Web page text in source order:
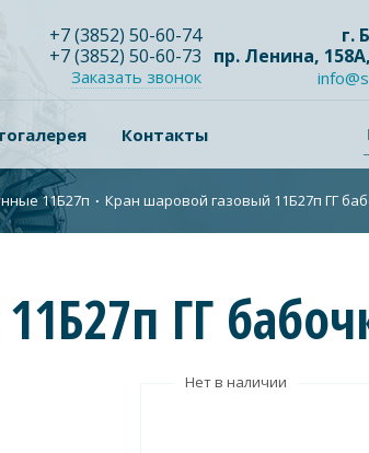
+7(3852) 50-60-74
+7(3852) 50-60-73
Заказать звонок
г.
пр. Ленина,
Контакты
11Б27п ∙ Кран шаровой газовый 11Б27п ГГ
ГГ
Нет в наличии